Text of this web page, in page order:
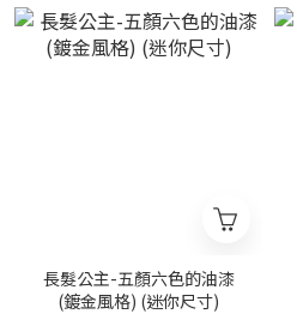
長髮公主-五顏六色的油漆
(鍍金風格) (迷你尺寸)